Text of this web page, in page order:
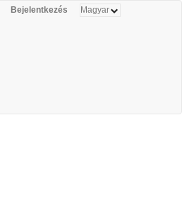
Bejelentkezés